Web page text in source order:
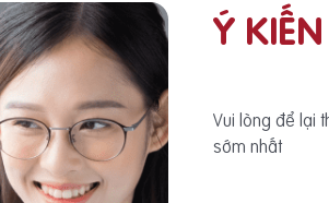
Ý
Vui lòng để lại
sớm nhất